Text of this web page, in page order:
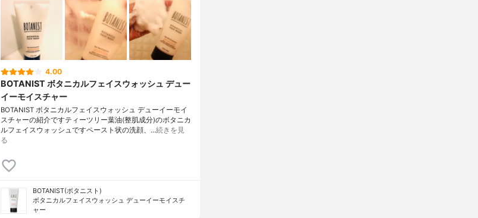
4.00
BOTANIST ボタニカルフェイスウォッシュ デュー
イーモイスチャー
BOTANIST ボタニカルフェイスウォッシュ デューイーモイ
スチャーの紹介ですティーツリー葉油(整肌成分)のボタニカ
ルフェイスウォッシュですペースト状の洗顔、…続きを見
る
BOTANIST(ボタニスト)
ボタニカルフェイスウォッシュ デューイーモイスチ
ャー